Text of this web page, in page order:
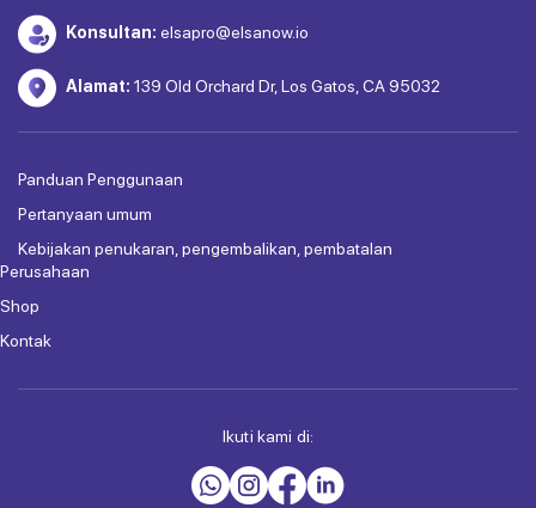
Konsultan: elsapro@elsanow.io
Alamat: 139 Old Orchard Dr, Los Gatos, CA 95032
Panduan Penggunaan
Pertanyaan umum
Kebijakan penukaran, pengembalikan, pembatalan
Perusahaan
Shop
Kontak
Ikuti kami di: